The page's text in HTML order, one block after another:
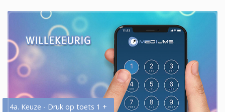
4a. Keuze - Druk op toets 1 +